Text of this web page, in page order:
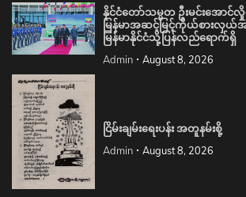
နိုင်ငံတော်သမ္မတ ဦးမင်းအောင်
မြန်မာအဆင့်မြင့်ကိုယ်စားလှယ်
မြန်မာနိုင်ငံသို့ပြန်လည်ရောက်ရှိ
Admin August 8, 2026
ငြိမ်းချမ်းရေးပန်း အတူနမ်းစို့
Admin August 8, 2026